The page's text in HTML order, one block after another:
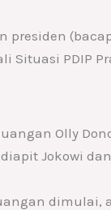
PDIP
Olly
Jokowi